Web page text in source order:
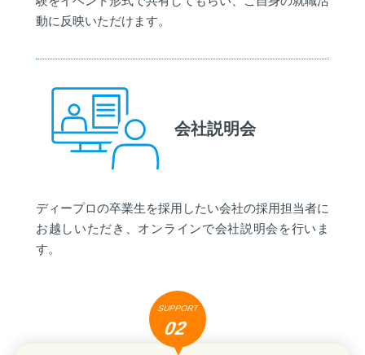
動に反映いただけます。
会社説明会
ディープロの卒業生を採用したい会社の採用担当者に
お越しいただき、オンラインで会社説明会を行いま
す。
SUPPORT
02